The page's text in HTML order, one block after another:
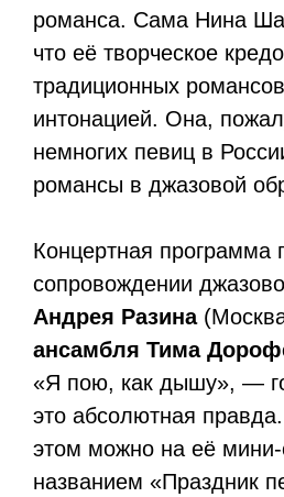
романса. Сама Нина
что её творческое
традиционных
интонацией. Она,
немногих певиц в
романсы в джазовой
Концертная программа
сопровождении
Андрея Разина
ансамбля Тима
«Я пою, как дышу», —
это абсолютная
этом можно на её мини-
названием «Праздник